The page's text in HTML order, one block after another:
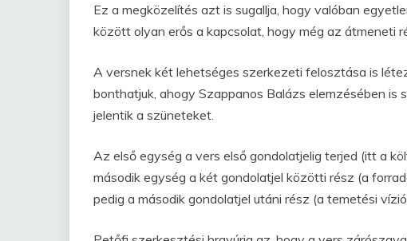
Ez a megközelítés azt is sugallja, hogy valóban
között olyan erős a kapcsolat, hogy még az átmeneti
A versnek két lehetséges szerkezeti felosztása is
bonthatjuk, ahogy Szappanos Balázs elemzésében is
jelentik a szüneteket.
Az első egység a vers első gondolatjelig terjed (itt a
második egység a két gondolatjel közötti rész (a
pedig a második gondolatjel utáni rész (a temetési